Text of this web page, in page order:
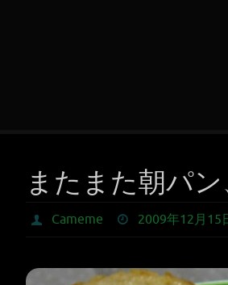
またまた朝パ
Cameme 2009年12月15